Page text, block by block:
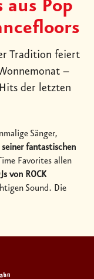
Pop
Tradition feiert
–
der letzten
Sänger,
fantastischen
Favorites allen
von ROCK
Sound. Die